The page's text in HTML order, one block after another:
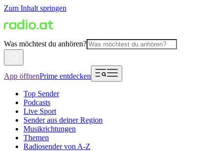
Zum Inhalt springen
Was möchtest du anhören?
App öffnenPrime entdecken
Top Sender
Podcasts
Live Sport
Sender aus deiner Region
Musikrichtungen
Themen
Radiosender von A-Z